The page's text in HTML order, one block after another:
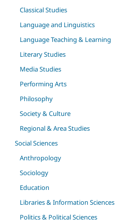
Classical Studies
Language and Linguistics
Language Teaching & Learning
Literary Studies
Media Studies
Performing Arts
Philosophy
Society & Culture
Regional & Area Studies
Social Sciences
Anthropology
Sociology
Education
Libraries & Information Sciences
Politics & Political Sciences